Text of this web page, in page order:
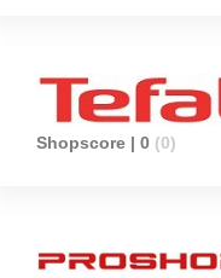
Shopscore | 0(0)